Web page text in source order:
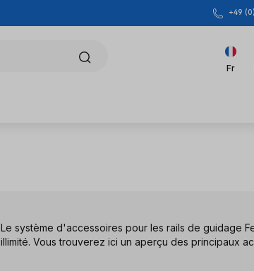
+49
Fr
Le système d'accessoires pour les rails de guidage
illimité. Vous trouverez ici un aperçu des principaux